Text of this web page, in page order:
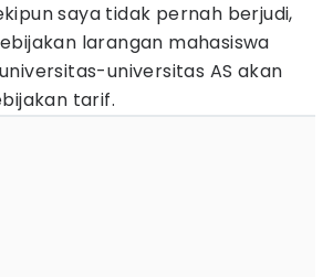
saya tidak pernah berjudi,
larangan mahasiswa
universitas AS akan
tarif.